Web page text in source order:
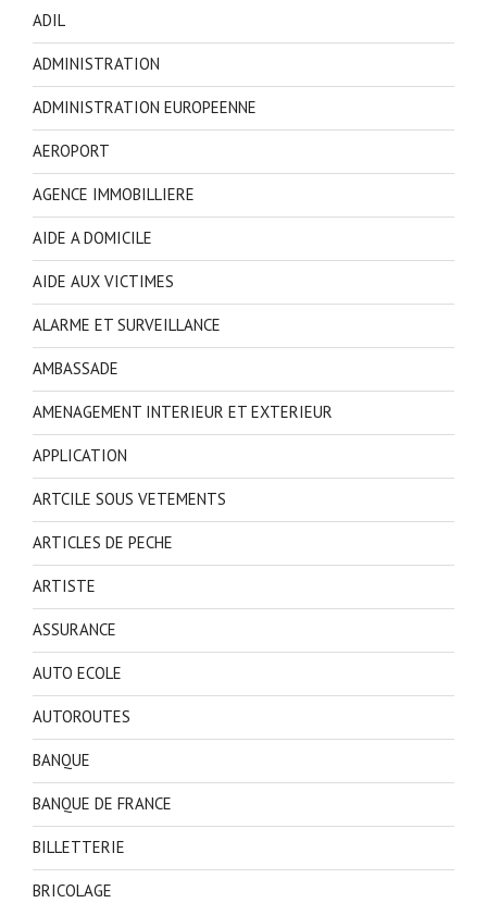
ADIL
ADMINISTRATION
ADMINISTRATION EUROPEENNE
AEROPORT
AGENCE IMMOBILLIERE
AIDE A DOMICILE
AIDE AUX VICTIMES
ALARME ET SURVEILLANCE
AMBASSADE
AMENAGEMENT INTERIEUR ET EXTERIEUR
APPLICATION
ARTCILE SOUS VETEMENTS
ARTICLES DE PECHE
ARTISTE
ASSURANCE
AUTO ECOLE
AUTOROUTES
BANQUE
BANQUE DE FRANCE
BILLETTERIE
BRICOLAGE